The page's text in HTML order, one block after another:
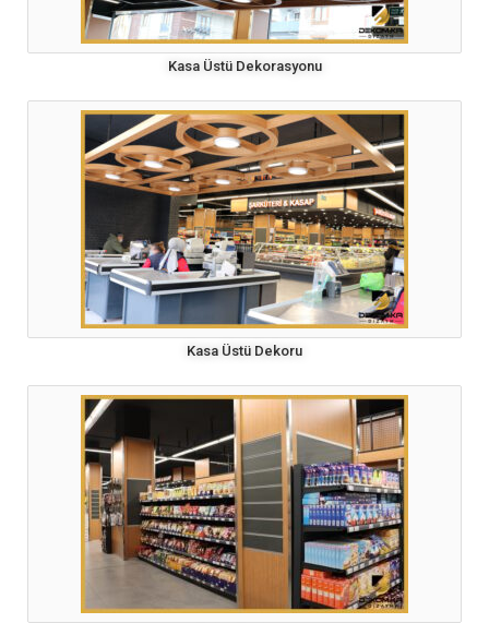
Kasa Üstü Dekorasyonu
Kasa Üstü Dekoru